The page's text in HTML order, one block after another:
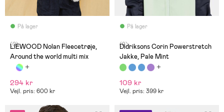
På lager
(0)
LIEWOOD Nolan Fleecetrøje,
Around the world multi mix
294 kr
Vejl. pris: 600 kr
På lager
(9)
Didriksons Corin Powerstretch
Jakke, Pale Mint
109 kr
Vejl. pris: 399 kr